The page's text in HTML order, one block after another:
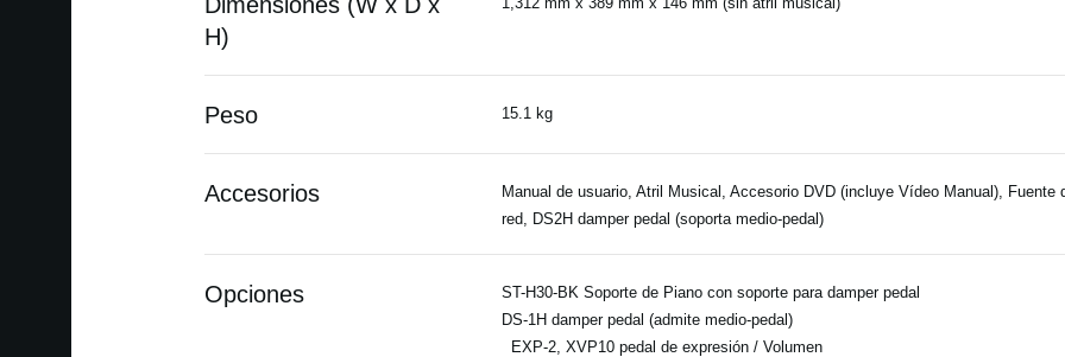
H)
Peso 15.1 kg
Accesorios
Manual de usuario, Atril Musical, Accesorio DVD (incluye Vídeo Manual),
red, DS2H damper pedal (soporta medio-pedal)
Opciones
ST-H30-BK Soporte de Piano con soporte para damper pedal
DS-1H damper pedal (admite medio-pedal)
EXP-2, XVP10 pedal de expresión / Volumen